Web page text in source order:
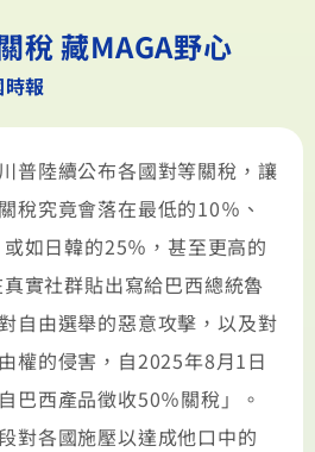
稅 藏MAGA野心
報
普陸續公布各國對等關稅，讓
稅究竟會落在最低的10％、
如日韓的25％，甚至更高的
實社群貼出寫給巴西總統魯
自由選舉的惡意攻擊，以及對
權的侵害，自2025年8月1日
巴西產品徵收50％關稅」。
對各國施壓以達成他口中的